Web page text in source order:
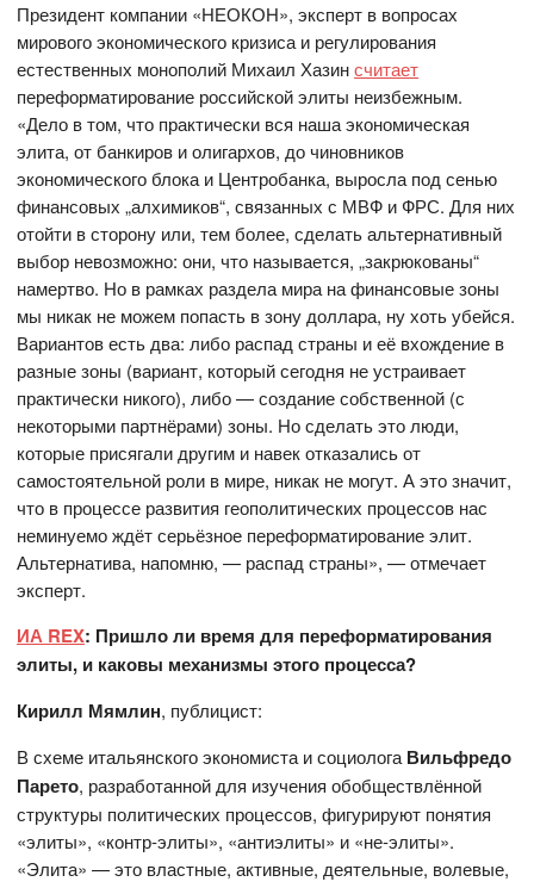
Президент компании «НЕОКОН», эксперт в вопросах
мирового экономического кризиса и регулирования
естественных монополий Михаил Хазинсчитает
переформатирование российской элиты неизбежным.
«Дело в том, что практически вся наша экономическая
элита, от банкиров и олигархов, до чиновников
экономического блока и Центробанка, выросла под сенью
финансовых „алхимиков“, связанных с МВФ и ФРС. Для них
отойти в сторону или, тем более, сделать альтернативный
выбор невозможно: они, что называется, „закрюкованы“
намертво. Но в рамках раздела мира на финансовые зоны
мы никак не можем попасть в зону доллара, ну хоть убейся.
Вариантов есть два: либо распад страны и её вхождение в
разные зоны (вариант, который сегодня не устраивает
практически никого), либо — создание собственной (с
некоторыми партнёрами) зоны. Но сделать это люди,
которые присягали другим и навек отказались от
самостоятельной роли в мире, никак не могут. А это значит,
что в процессе развития геополитических процессов нас
неминуемо ждёт серьёзное переформатирование элит.
Альтернатива, напомню, — распад страны», — отмечает
эксперт.
ИА REX: Пришло ли время для переформатирования
элиты, и каковы механизмы этого процесса?
Кирилл Мямлин, публицист:
В схеме итальянского экономиста и социолога Вильфредо
Парето, разработанной для изучения обобществлённой
структуры политических процессов, фигурируют понятия
«элиты», «контр-элиты», «антиэлиты» и «не-элиты».
«Элита» — это властные, активные, деятельные, волевые,